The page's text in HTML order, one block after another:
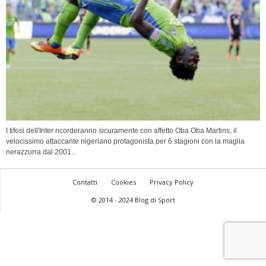
I tifosi dell'Inter ricorderanno sicuramente con affetto Oba Oba Martins, il
velocissimo attaccante nigeriano protagonista per 6 stagioni con la maglia
nerazzurra dal 2001...
Contatti Cookies
Privacy Policy
© 2014 - 2024 Blog di Sport